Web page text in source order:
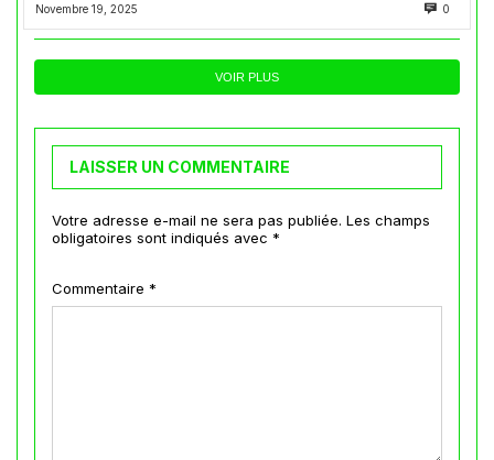
Novembre 19, 2025 0
VOIR PLUS
LAISSER UN COMMENTAIRE
Votre adresse e-mail ne sera pas publiée. Les champs
obligatoires sont indiqués avec *
Commentaire *